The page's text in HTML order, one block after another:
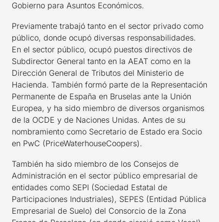
Gobierno para Asuntos Económicos.
Previamente trabajó tanto en el sector privado como
público, donde ocupó diversas responsabilidades.
En el sector público, ocupó puestos directivos de
Subdirector General tanto en la AEAT como en la
Dirección General de Tributos del Ministerio de
Hacienda. También formó parte de la Representación
Permanente de España en Bruselas ante la Unión
Europea, y ha sido miembro de diversos organismos
de la OCDE y de Naciones Unidas. Antes de su
nombramiento como Secretario de Estado era Socio
en PwC (PriceWaterhouseCoopers).
También ha sido miembro de los Consejos de
Administración en el sector público empresarial de
entidades como SEPI (Sociedad Estatal de
Participaciones Industriales), SEPES (Entidad Pública
Empresarial de Suelo) del Consorcio de la Zona